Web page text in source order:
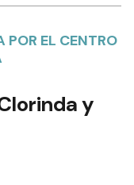
POR EL CENTRO
y